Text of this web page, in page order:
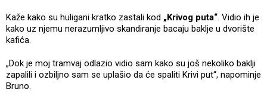
Kaže kako su huligani kratko zastali kod „Krivog puta“. Vidio ih je
kako uz njemu nerazumljivo skandiranje bacaju baklje u dvorište
kafića.
„Dok je moj tramvaj odlazio vidio sam kako su još nekoliko baklji
zapalili i ozbiljno sam se uplašio da će spaliti Krivi put“, napominje
Bruno.